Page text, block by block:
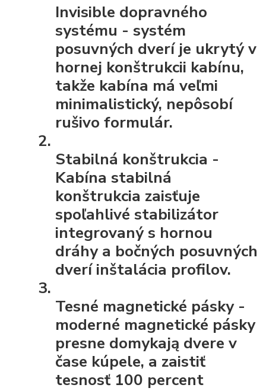
Invisible dopravného
systému - systém
posuvných dverí je ukrytý v
hornej konštrukcii kabínu,
takže kabína má veľmi
minimalistický, nepôsobí
rušivo formulár.
Stabilná konštrukcia -
Kabína stabilná
konštrukcia zaisťuje
spoľahlivé stabilizátor
integrovaný s hornou
dráhy a bočných posuvných
dverí inštalácia profilov.
Tesné magnetické pásky -
moderné magnetické pásky
presne domykają dvere v
čase kúpele, a zaistiť
tesnosť 100 percent